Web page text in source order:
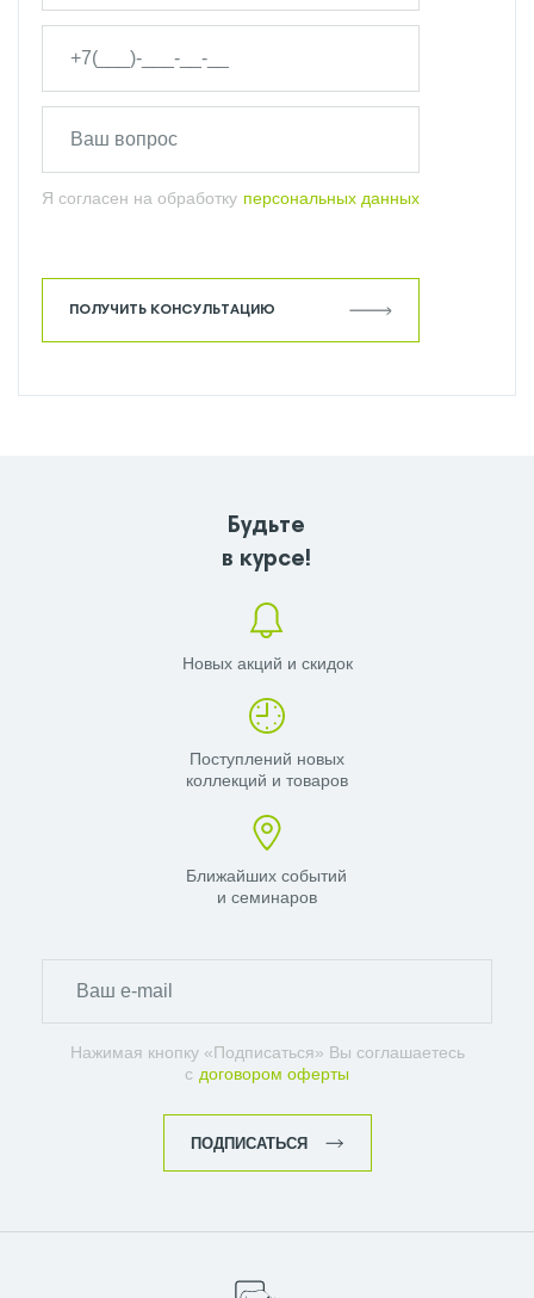
Я согласен на обработку персональных данных
ПОЛУЧИТЬ КОНСУЛЬТАЦИЮ
Будьте
в курсе!
Новых акций и скидок
Поступлений новых
коллекций и товаров
Ближайших событий
и семинаров
Нажимая кнопку «Подписаться» Вы соглашаетесь
с договором оферты
ПОДПИСАТЬСЯ